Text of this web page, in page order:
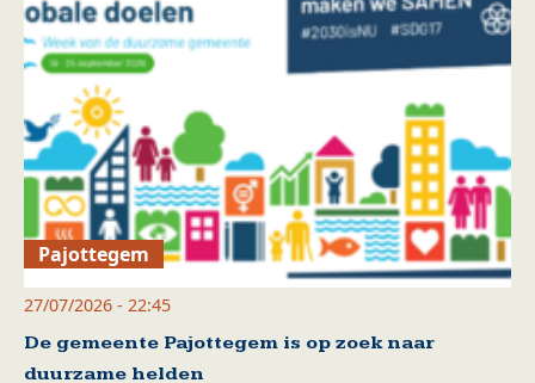
Pajottegem
27/07/2026 - 22:45
De gemeente Pajottegem is op zoek naar
duurzame helden